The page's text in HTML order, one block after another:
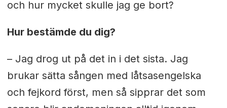
och hur mycket skulle jag ge bort?
Hur bestämde du dig?
– Jag drog ut på det in i det sista. Jag
brukar sätta sången med låtsasengelska
och fejkord först, men så sipprar det som